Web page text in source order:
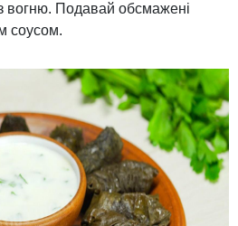
вогню. Подавай обсмажені
соусом.